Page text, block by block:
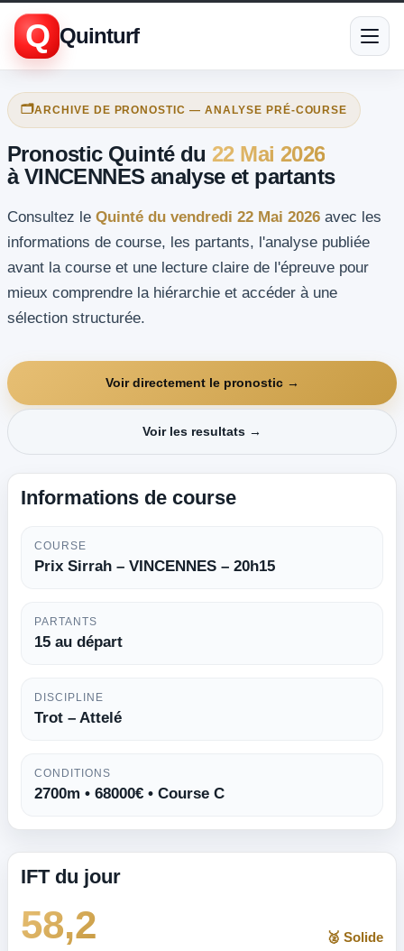
Q Quinturf
🗂️ARCHIVE DE PRONOSTIC — ANALYSE PRÉ-COURSE
Pronostic Quinté du 22 Mai 2026
à VINCENNES analyse et partants
Consultez le Quinté du vendredi 22 Mai 2026 avec les
informations de course, les partants, l'analyse publiée
avant la course et une lecture claire de l'épreuve pour
mieux comprendre la hiérarchie et accéder à une
sélection structurée.
Voir directement le pronostic →
Voir les resultats →
Informations de course
COURSE
Prix Sirrah – VINCENNES – 20h15
PARTANTS
15 au départ
DISCIPLINE
Trot – Attelé
CONDITIONS
2700m • 68000€ • Course C
IFT du jour
58,2 🥈 Solide